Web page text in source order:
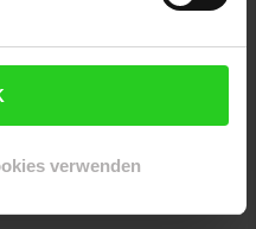
verwenden